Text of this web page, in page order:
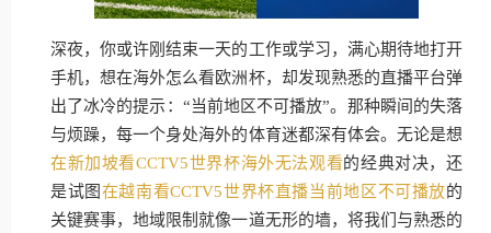
深夜，你或许刚结束一天的工作或学习，满心期待地打开
手机，想在海外怎么看欧洲杯，却发现熟悉的直播平台弹
出了冰冷的提示：“当前地区不可播放”。那种瞬间的失落
与烦躁，每一个身处海外的体育迷都深有体会。无论是想
在新加坡看CCTV5世界杯海外无法观看的经典对决，还
是试图 在越南看CCTV5世界杯直播当前地区不可播放的
关键赛事，地域限制就像一道无形的墙，将我们与熟悉的